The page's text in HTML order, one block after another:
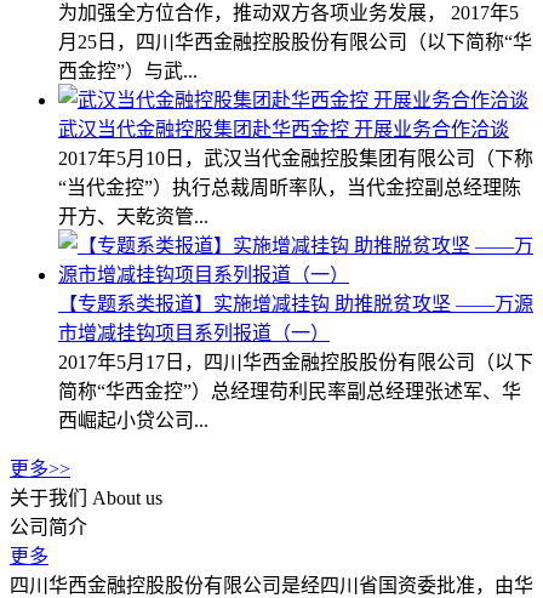
为加强全方位合作，推动双方各项业务发展， 2017年5
月25日，四川华西金融控股股份有限公司（以下简称“华
西金控”）与武...
武汉当代金融控股集团赴华西金控 开展业务合作洽谈
2017年5月10日，武汉当代金融控股集团有限公司（下称
“当代金控”）执行总裁周昕率队，当代金控副总经理陈
开方、天乾资管...
【专题系类报道】实施增减挂钩 助推脱贫攻坚 ——万源
市增减挂钩项目系列报道（一）
2017年5月17日，四川华西金融控股股份有限公司（以下
简称“华西金控”）总经理苟利民率副总经理张述军、华
西崛起小贷公司...
更多>>
关于我们
About us
公司简介
更多
四川华西金融控股股份有限公司是经四川省国资委批准，由华